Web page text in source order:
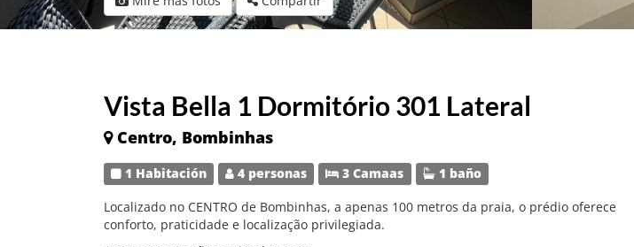
Vista Bella 1 Dormitório 301 Lateral
Centro, Bombinhas
1 Habitación 4 personas 3 Camaas 1 baño
Localizado no CENTRO de Bombinhas, a apenas 100 metros da praia, o prédio oferece
conforto, praticidade e localização privilegiada.